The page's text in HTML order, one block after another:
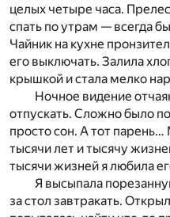
целых четыре часа.
спать по утрам — всегда
Чайник на кухне
его выключать. Залила
крышкой и стала мелко
Ночное видение
отпускать. Сложно было
просто сон. А тот парень…
тысячи лет и тысячу
тысячи жизней я любила
Я высыпала
за стол завтракать.